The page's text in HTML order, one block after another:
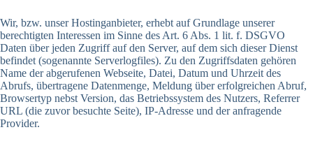
Wir, bzw. unser Hostinganbieter, erhebt auf Grundlage unserer
berechtigten Interessen im Sinne des Art. 6 Abs. 1 lit. f. DSGVO
Daten über jeden Zugriff auf den Server, auf dem sich dieser Dienst
befindet (sogenannte Serverlogfiles). Zu den Zugriffsdaten gehören
Name der abgerufenen Webseite, Datei, Datum und Uhrzeit des
Abrufs, übertragene Datenmenge, Meldung über erfolgreichen Abruf,
Browsertyp nebst Version, das Betriebssystem des Nutzers, Referrer
URL (die zuvor besuchte Seite), IP-Adresse und der anfragende
Provider.